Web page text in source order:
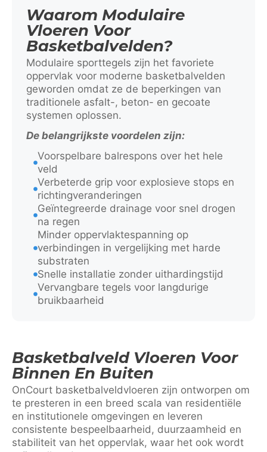
Waarom Modulaire
Vloeren Voor
Basketbalvelden?
Modulaire sporttegels zijn het favoriete
oppervlak voor moderne basketbalvelden
geworden omdat ze de beperkingen van
traditionele asfalt-, beton- en gecoate
systemen oplossen.
De belangrijkste voordelen zijn:
Voorspelbare balrespons over het hele
veld
Verbeterde grip voor explosieve stops en
richtingveranderingen
Geïntegreerde drainage voor snel drogen
na regen
Minder oppervlaktespanning op
verbindingen in vergelijking met harde
substraten
Snelle installatie zonder uithardingstijd
Vervangbare tegels voor langdurige
bruikbaarheid
Basketbalveld Vloeren Voor
Binnen En Buiten
OnCourt basketbalveldvloeren zijn ontworpen om
te presteren in een breed scala van residentiële
en institutionele omgevingen en leveren
consistente bespeelbaarheid, duurzaamheid en
stabiliteit van het oppervlak, waar het ook wordt